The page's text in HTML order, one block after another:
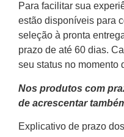
Para facilitar sua
estão disponíveis para
seleção à pronta
prazo de até 60 dias.
seu status no momento
Nos produtos com
de acrescentar
Explicativo de prazo